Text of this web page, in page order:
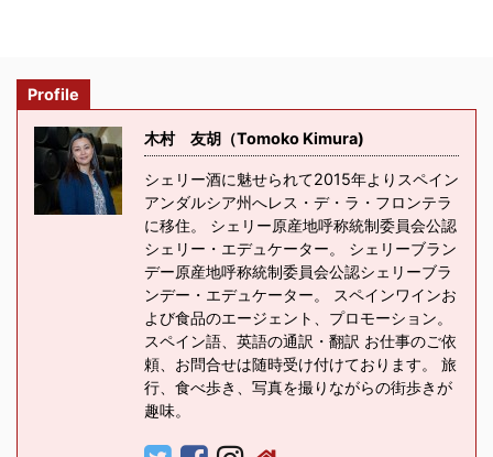
Profile
木村 友胡（Tomoko Kimura)
シェリー酒に魅せられて2015年よりスペイン
アンダルシア州へレス・デ・ラ・フロンテラ
に移住。 シェリー原産地呼称統制委員会公認
シェリー・エデュケーター。 シェリーブラン
デー原産地呼称統制委員会公認シェリーブラ
ンデー・エデュケーター。 スペインワインお
よび食品のエージェント、プロモーション。
スペイン語、英語の通訳・翻訳 お仕事のご依
頼、お問合せは随時受け付けております。 旅
行、食べ歩き、写真を撮りながらの街歩きが
趣味。